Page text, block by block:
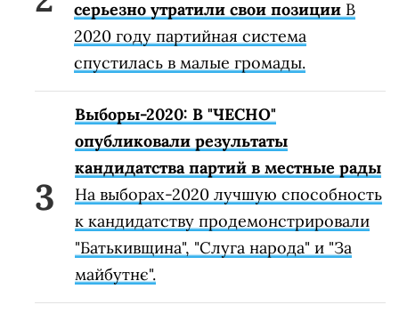
серьезно утратили свои позиции В
2020 году партийная система
спустилась в малые громады.
Выборы-2020: В "ЧЕСНО"
опубликовали результаты
кандидатства партий в местные рады
На выборах-2020 лучшую способность
к кандидатству продемонстрировали
"Батькивщина", "Слуга народа" и "За
майбутнє".